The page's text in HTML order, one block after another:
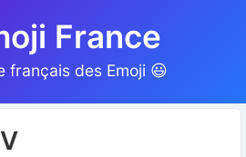
France
français des Emoji 😃